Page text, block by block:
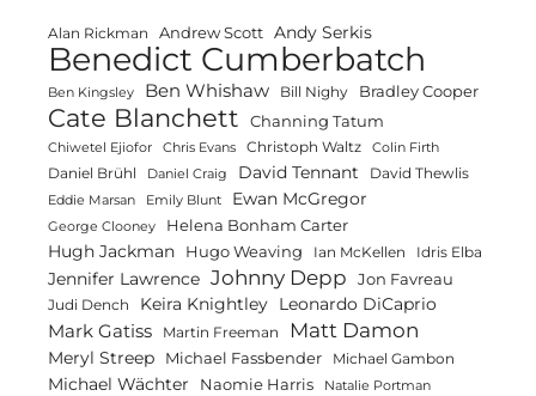
Alan Rickman Andrew Scott Andy Serkis
Benedict Cumberbatch
Ben Kingsley Ben Whishaw Bill Nighy Bradley Cooper
Cate Blanchett Channing Tatum
Chiwetel Ejiofor Chris Evans Christoph Waltz Colin Firth
Daniel Brühl Daniel Craig David Tennant David Thewlis
Eddie Marsan Emily Blunt Ewan McGregor
George Clooney Helena Bonham Carter
Hugh Jackman Hugo Weaving Ian McKellen Idris Elba
Jennifer Lawrence Johnny Depp Jon Favreau
Judi Dench Keira Knightley Leonardo DiCaprio
Mark Gatiss Martin Freeman Matt Damon
Meryl Streep Michael Fassbender Michael Gambon
Michael Wächter Naomie Harris Natalie Portman